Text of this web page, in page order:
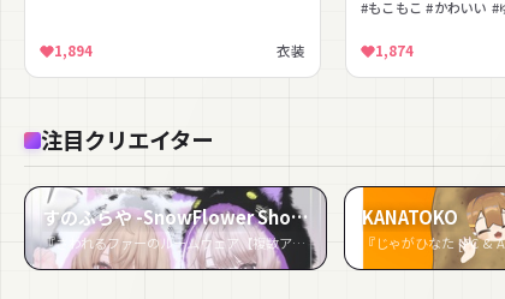
1,894 衣装
#もこもこ #かわいい #
1,874
注目クリエイター
すのふらや -SnowFlower Shop-
『さわれるファーのルームウェア【複数アバター対応】』など5件
KANATOKO